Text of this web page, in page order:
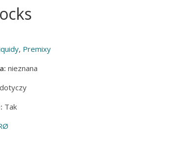
, Premixy
nieznana
Tak